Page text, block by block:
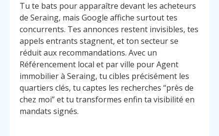
Tu te bats pour apparaître devant les acheteurs
de Seraing, mais Google affiche surtout tes
concurrents. Tes annonces restent invisibles, tes
appels entrants stagnent, et ton secteur se
réduit aux recommandations. Avec un
Référencement local et par ville pour Agent
immobilier à Seraing, tu cibles précisément les
quartiers clés, tu captes les recherches “près de
chez moi” et tu transformes enfin ta visibilité en
mandats signés.